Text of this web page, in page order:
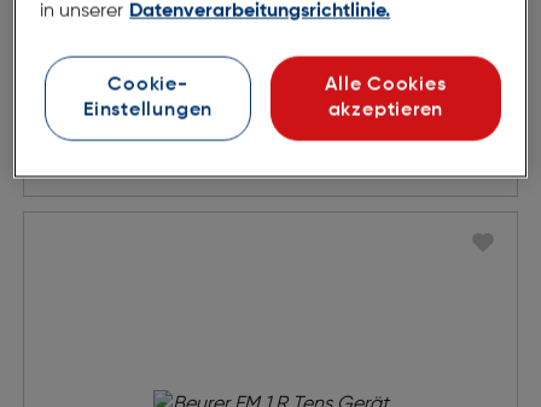
BEURER Filter Set LV 500
€ 24,99
in unserer Datenverarbeitungsrichtlinie.
Cookie-
Einstellungen
Alle Cookies
akzeptieren